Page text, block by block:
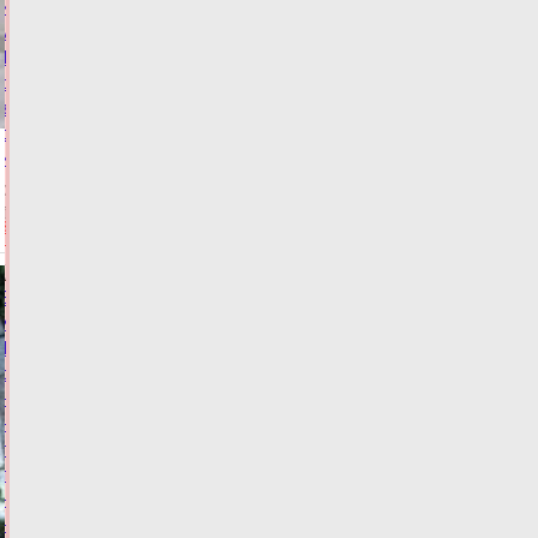
из
муниципалитетов
Тверской
области
забыли
об
инвалидах
06.08.2026,
ФОТО
ЗАКОН И
ПОРЯДОК
Виталий
Королев:
Тверские
спортсмены
–
наша
гордость,
тренеры
–
наше